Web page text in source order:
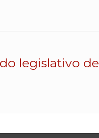
legislativo